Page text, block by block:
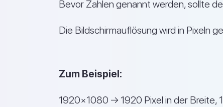
Bevor Zahlen genannt werden, sollte
Die Bildschirmauflösung wird in Pixeln
Zum Beispiel:
1920×1080 → 1920 Pixel in der Breite,